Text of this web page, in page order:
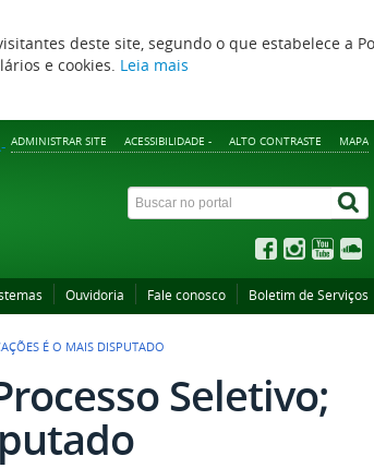
deste site, segundo o que estabelece a
e cookies. Leia mais
ADMINISTRAR SITE ACESSIBILIDADE - ALTO CONTRASTE MAPA
Ouvidoria Fale conosco Boletim de Serviços
É O MAIS DISPUTADO
Seletivo;